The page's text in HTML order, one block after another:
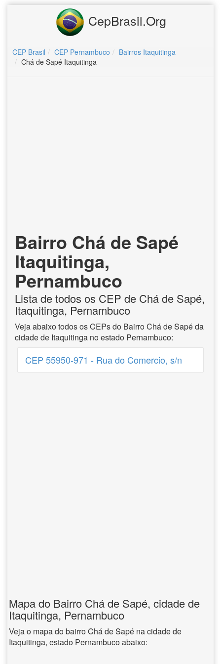
CepBrasil.Org
CEP Brasil CEP Pernambuco
Bairros Itaquitinga
Chá de Sapé Itaquitinga
Bairro Chá de Sapé
Itaquitinga,
Pernambuco
Lista de todos os CEP de Chá de Sapé,
Itaquitinga, Pernambuco
Veja abaixo todos os CEPs do Bairro Chá de Sapé da
cidade de Itaquitinga no estado Pernambuco:
CEP 55950-971 - Rua do Comercio, s/n
Mapa do Bairro Chá de Sapé, cidade de
Itaquitinga, Pernambuco
Veja o mapa do bairro Chá de Sapé na cidade de
Itaquitinga, estado Pernambuco abaixo: